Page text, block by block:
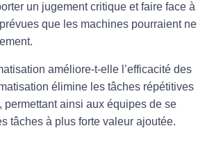
un jugement critique et faire face à
que les machines pourraient ne
améliore-t-elle l’efficacité des
élimine les tâches répétitives
permettant ainsi aux équipes de se
tâches à plus forte valeur ajoutée.